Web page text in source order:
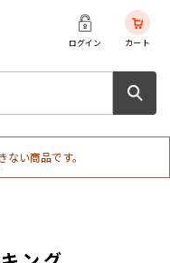
ログイン カート
い商品です。